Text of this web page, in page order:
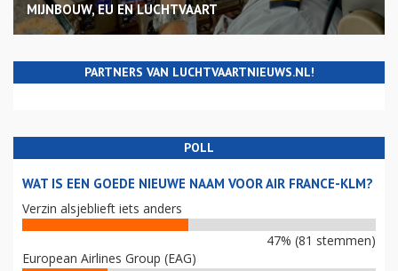
MIJNBOUW, EU EN LUCHTVAART
PARTNERS VAN LUCHTVAARTNIEUWS.NL!
POLL
WAT IS EEN GOEDE NIEUWE NAAM VOOR AIR FRANCE-KLM?
Verzin alsjeblieft iets anders
47% (81 stemmen)
European Airlines Group (EAG)